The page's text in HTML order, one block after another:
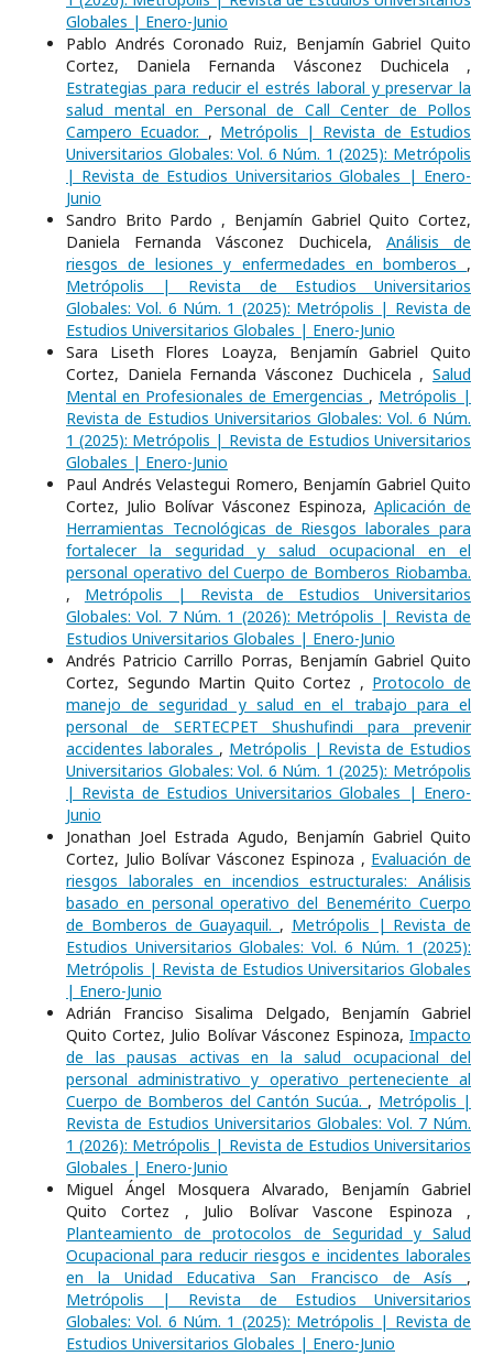
Globales | Enero-Junio
Pablo Andrés Coronado Ruiz, Benjamín Gabriel Quito
Cortez, Daniela Fernanda Vásconez Duchicela ,
Estrategias para reducir el estrés laboral y preservar la
salud mental en Personal de Call Center de Pollos
Campero Ecuador. , Metrópolis | Revista de Estudios
Universitarios Globales: Vol. 6 Núm. 1 (2025): Metrópolis
| Revista de Estudios Universitarios Globales | Enero-
Junio
Sandro Brito Pardo , Benjamín Gabriel Quito Cortez,
Daniela Fernanda Vásconez Duchicela, Análisis de
riesgos de lesiones y enfermedades en bomberos ,
Metrópolis | Revista de Estudios Universitarios
Globales: Vol. 6 Núm. 1 (2025): Metrópolis | Revista de
Estudios Universitarios Globales | Enero-Junio
Sara Liseth Flores Loayza, Benjamín Gabriel Quito
Cortez, Daniela Fernanda Vásconez Duchicela , Salud
Mental en Profesionales de Emergencias , Metrópolis |
Revista de Estudios Universitarios Globales: Vol. 6 Núm.
1 (2025): Metrópolis | Revista de Estudios Universitarios
Globales | Enero-Junio
Paul Andrés Velastegui Romero, Benjamín Gabriel Quito
Cortez, Julio Bolívar Vásconez Espinoza, Aplicación de
Herramientas Tecnológicas de Riesgos laborales para
fortalecer la seguridad y salud ocupacional en el
personal operativo del Cuerpo de Bomberos Riobamba.
, Metrópolis | Revista de Estudios Universitarios
Globales: Vol. 7 Núm. 1 (2026): Metrópolis | Revista de
Estudios Universitarios Globales | Enero-Junio
Andrés Patricio Carrillo Porras, Benjamín Gabriel Quito
Cortez, Segundo Martin Quito Cortez , Protocolo de
manejo de seguridad y salud en el trabajo para el
personal de SERTECPET Shushufindi para prevenir
accidentes laborales , Metrópolis | Revista de Estudios
Universitarios Globales: Vol. 6 Núm. 1 (2025): Metrópolis
| Revista de Estudios Universitarios Globales | Enero-
Junio
Jonathan Joel Estrada Agudo, Benjamín Gabriel Quito
Cortez, Julio Bolívar Vásconez Espinoza , Evaluación de
riesgos laborales en incendios estructurales: Análisis
basado en personal operativo del Benemérito Cuerpo
de Bomberos de Guayaquil. , Metrópolis | Revista de
Estudios Universitarios Globales: Vol. 6 Núm. 1 (2025):
Metrópolis | Revista de Estudios Universitarios Globales
| Enero-Junio
Adrián Franciso Sisalima Delgado, Benjamín Gabriel
Quito Cortez, Julio Bolívar Vásconez Espinoza, Impacto
de las pausas activas en la salud ocupacional del
personal administrativo y operativo perteneciente al
Cuerpo de Bomberos del Cantón Sucúa. , Metrópolis |
Revista de Estudios Universitarios Globales: Vol. 7 Núm.
1 (2026): Metrópolis | Revista de Estudios Universitarios
Globales | Enero-Junio
Miguel Ángel Mosquera Alvarado, Benjamín Gabriel
Quito Cortez , Julio Bolívar Vascone Espinoza ,
Planteamiento de protocolos de Seguridad y Salud
Ocupacional para reducir riesgos e incidentes laborales
en la Unidad Educativa San Francisco de Asís ,
Metrópolis | Revista de Estudios Universitarios
Globales: Vol. 6 Núm. 1 (2025): Metrópolis | Revista de
Estudios Universitarios Globales | Enero-Junio